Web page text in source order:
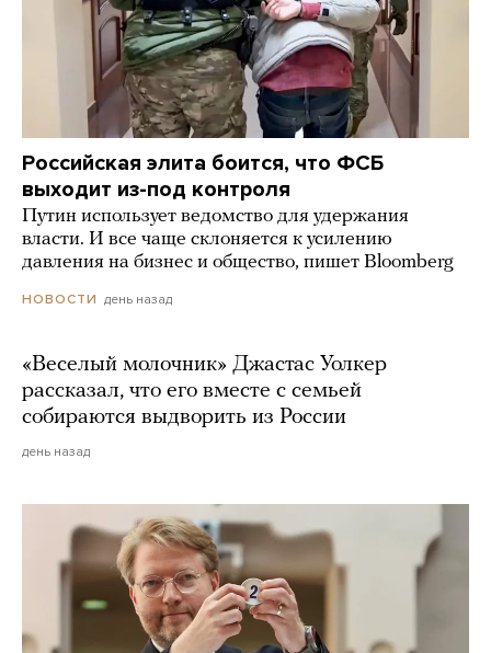
Российская элита боится, что ФСБ
выходит из-под контроля
Путин использует ведомство для удержания
власти. И все чаще склоняется к усилению
давления на бизнес и общество, пишет Bloomberg
НОВОСТИ день назад
«Веселый молочник» Джастас Уолкер
рассказал, что его вместе с семьей
собираются выдворить из России
день назад